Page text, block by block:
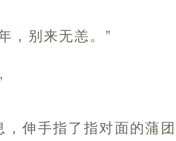
，别来无恙。”
伸手指了指对面的蒲